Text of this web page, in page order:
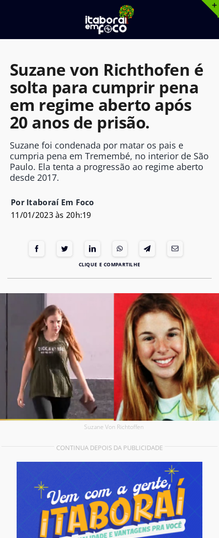
o
Suzane von Richthofen é
solta para cumprir pena
em regime aberto após
20 anos de prisão.
Suzane foi condenada por matar os pais e
cumpria pena em Tremembé, no interior de São
Paulo. Ela tenta a progressão ao regime aberto
desde 2017.
Por Itaboraí Em Foco
11/01/2023 às 20h:19
Suzane Von Richtoffen
CONTINUA DEPOIS DA PUBLICIDADE